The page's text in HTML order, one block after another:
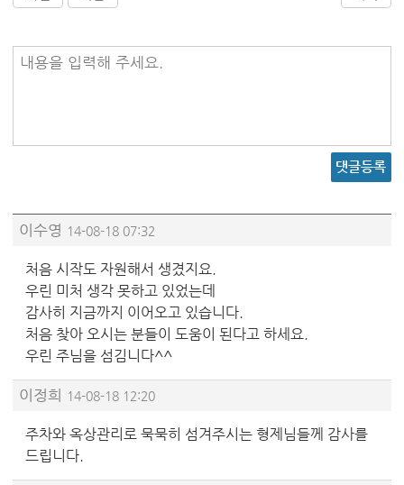
내용을 입력해 주세요.
댓글등록
이수영 14-08-18 07:32
처음 시작도 자원해서 생겼지요.
우린 미처 생각 못하고 있었는데
감사히 지금까지 이어오고 있습니다.
처음 찾아 오시는 분들이 도움이 된다고 하세요.
우린 주님을 섬김니다^^
이정희 14-08-18 12:20
주차와 옥상관리로 묵묵히 섬겨주시는 형제님들께 감사를
드립니다.